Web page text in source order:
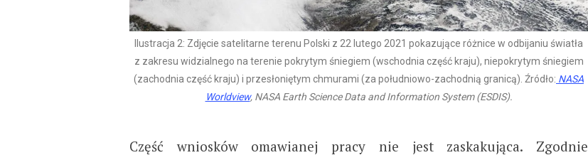
Ilustracja 2: Zdjęcie satelitarne terenu Polski z 22 lutego 2021 pokazujące różnice w odbijaniu światła
z zakresu widzialnego na terenie pokrytym śniegiem (wschodnia część kraju), niepokrytym śniegiem
(zachodnia część kraju) i przesłoniętym chmurami (za południowo-zachodnią granicą). Źródło: NASA
Worldview, NASA Earth Science Data and Information System (ESDIS).
Część wniosków omawianej pracy nie jest zaskakująca. Zgodnie